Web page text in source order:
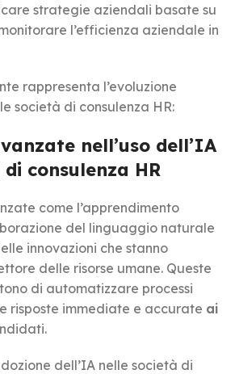
strategie aziendali basate su
l’efficienza aziendale in
rappresenta l’evoluzione
società di consulenza HR:
nell’uso dell’IA
consulenza HR
come l’apprendimento
del linguaggio naturale
innovazioni che stanno
delle risorse umane. Queste
di automatizzare processi
risposte immediate e accurate ai
dell’IA nelle società di